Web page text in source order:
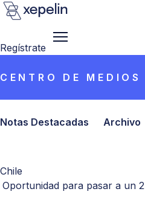
Regístrate
CENTRO DE MEDIOS
Notas Destacadas Archivo
Chile
Oportunidad para pasar a un